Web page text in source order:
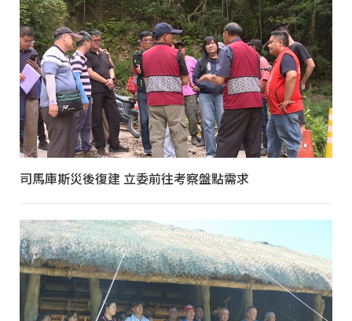
司馬庫斯災後復建 立委前往考察盤點需求